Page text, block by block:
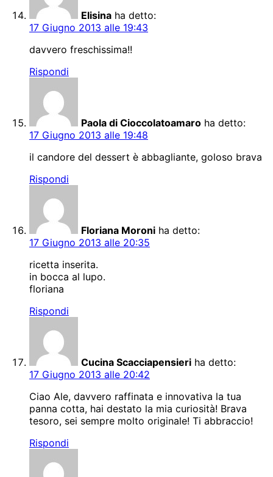
Elisina ha detto:
17 Giugno 2013 alle 19:43
davvero freschissima!!
Rispondi
Paola di Cioccolatoamaro ha detto:
17 Giugno 2013 alle 19:48
il candore del dessert è abbagliante, goloso brava
Rispondi
Floriana Moroni ha detto:
17 Giugno 2013 alle 20:35
ricetta inserita.
in bocca al lupo.
floriana
Rispondi
Cucina Scacciapensieri ha detto:
17 Giugno 2013 alle 20:42
Ciao Ale, davvero raffinata e innovativa la tua
panna cotta, hai destato la mia curiosità! Brava
tesoro, sei sempre molto originale! Ti abbraccio!
Rispondi